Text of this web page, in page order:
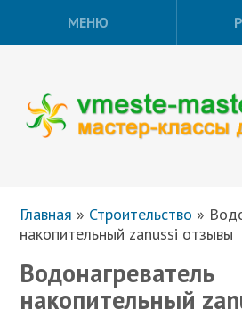
МЕНЮ
Главная » Строительство »
накопительный zanussi отзывы
Водонагреватель
накопительный